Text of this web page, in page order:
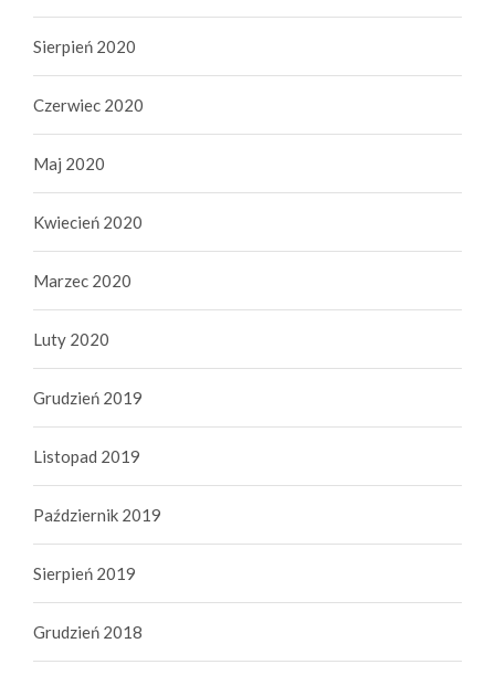
Sierpień 2020
Czerwiec 2020
Maj 2020
Kwiecień 2020
Marzec 2020
Luty 2020
Grudzień 2019
Listopad 2019
Październik 2019
Sierpień 2019
Grudzień 2018